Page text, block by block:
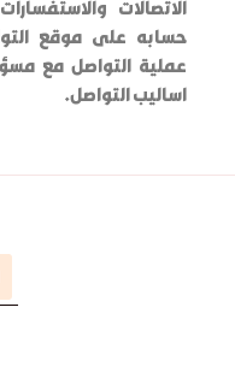
الاتصالات
حسابه على موقع
عملية التواصل مع
اساليب التواصل.